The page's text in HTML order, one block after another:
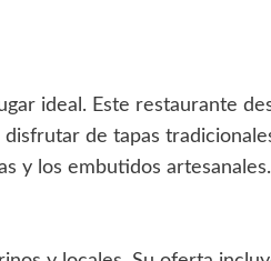
ideal. Este restaurante
de tapas
y los embutidos artesanales.